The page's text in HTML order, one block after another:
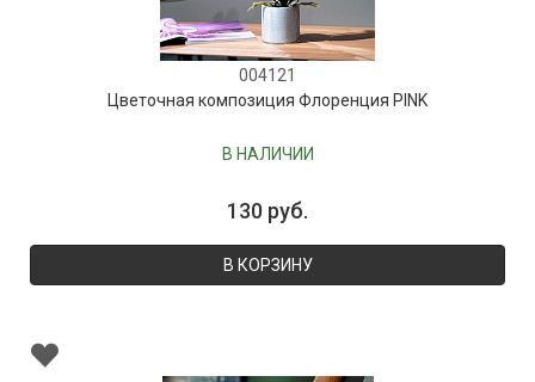
004121
Цветочная композиция Флоренция PINK
В НАЛИЧИИ
130 руб.
В КОРЗИНУ